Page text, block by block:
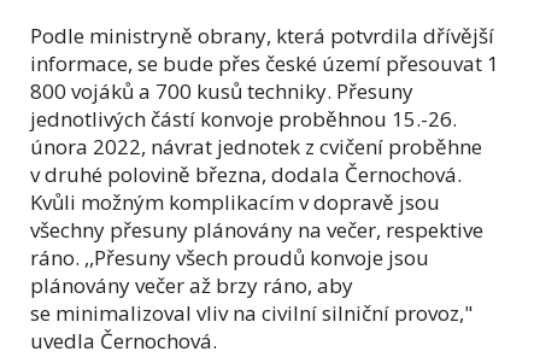
Podle ministryně obrany, která potvrdila dřívější
informace, se bude přes české území přesouvat 1
800 vojáků a 700 kusů techniky. Přesuny
jednotlivých částí konvoje proběhnou 15.-26.
února 2022, návrat jednotek z cvičení proběhne
v druhé polovině března, dodala Černochová.
Kvůli možným komplikacím v dopravě jsou
všechny přesuny plánovány na večer, respektive
ráno. ,,Přesuny všech proudů konvoje jsou
plánovány večer až brzy ráno, aby
se minimalizoval vliv na civilní silniční provoz,"
uvedla Černochová.